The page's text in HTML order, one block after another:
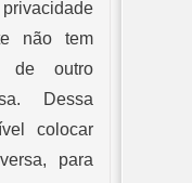
não tem
de outro
Dessa
colocar
para